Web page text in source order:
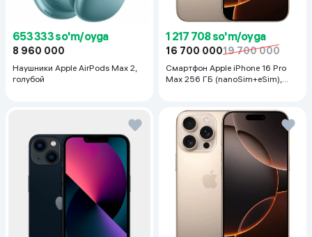
653 333 so'm/oyga
8 960 000
Наушники Apple AirPods Max 2,
голубой
1 217 708 so'm/oyga
16 700 00019 700 000
Смартфон Apple iPhone 16 Pro
Max 256 ГБ (nanoSim+eSim),